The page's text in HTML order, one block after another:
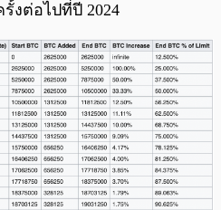
งต่อไปที่ปี 2024